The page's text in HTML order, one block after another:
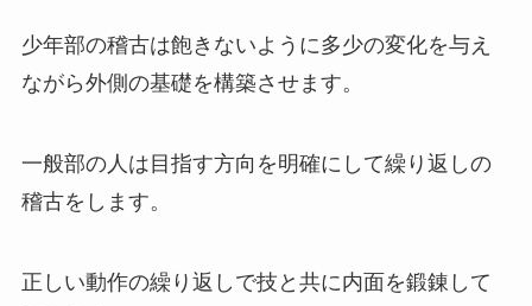
少年部の稽古は飽きないように多少の変化を与え
ながら外側の基礎を構築させます。
一般部の人は目指す方向を明確にして繰り返しの
稽古をします。
正しい動作の繰り返しで技と共に内面を鍛錬して